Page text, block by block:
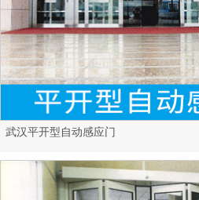
武汉平开型自动感应门